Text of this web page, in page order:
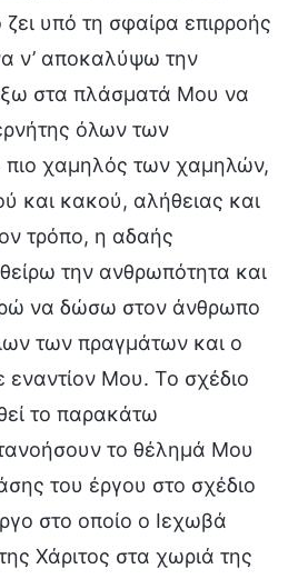
υπό τη σφαίρα επιρροής
ν’ αποκαλύψω την
στα πλάσματά Μου να
όλων των
πιο χαμηλός των χαμηλών,
και κακού, αλήθειας και
τρόπο, η αδαής
την ανθρωπότητα και
να δώσω στον άνθρωπο
των πραγμάτων και ο
Μου. Το σχέδιο
το παρακάτω
το θέλημά Μου
του έργου στο σχέδιο
στο οποίο ο Ιεχωβά
Χάριτος στα χωριά της